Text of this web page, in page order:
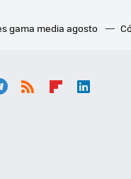
gama media agosto